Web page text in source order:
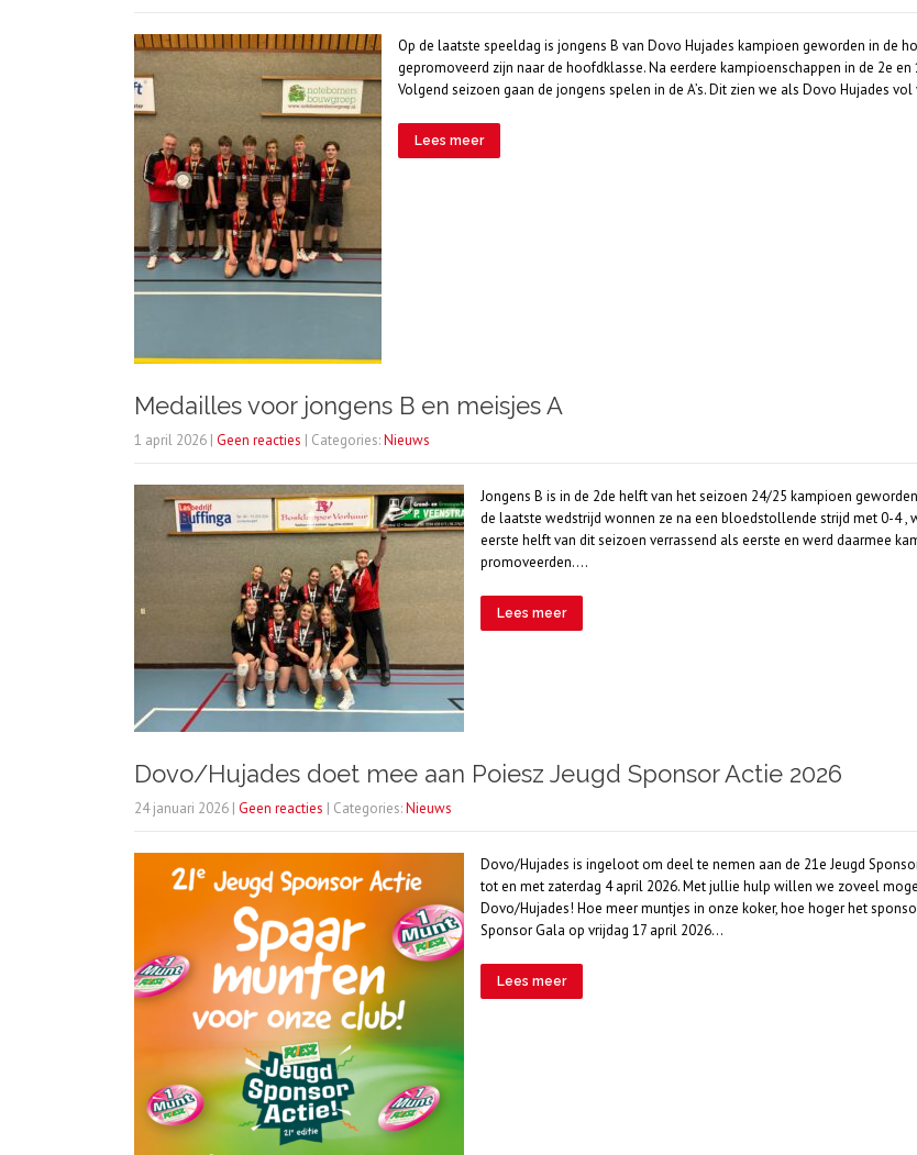
Op de laatste speeldag is jongens B van Dovo Hujades kampioen geworden in de
gepromoveerd zijn naar de hoofdklasse. Na eerdere kampioenschappen in de 2e
Volgend seizoen gaan de jongens spelen in de A’s. Dit zien we als Dovo Hujades
Lees meer
Medailles voor jongens B en meisjes A
1 april 2026 | Geen reacties | Categories:Nieuws
Jongens B is in de 2de helft van het seizoen 24/25 kampioen
de laatste wedstrijd wonnen ze na een bloedstollende strijd met 0-4 ,
eerste helft van dit seizoen verrassend als eerste en werd daarmee
promoveerden….
Lees meer
Dovo/Hujades doet mee aan Poiesz Jeugd Sponsor Actie 2026
24 januari 2026 | Geen reacties | Categories:Nieuws
Dovo/Hujades is ingeloot om deel te nemen aan de 21e Jeugd
tot en met zaterdag 4 april 2026. Met jullie hulp willen we zoveel
Dovo/Hujades! Hoe meer muntjes in onze koker, hoe hoger het
Sponsor Gala op vrijdag 17 april 2026…
Lees meer